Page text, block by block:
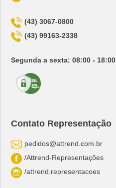
(43) 3067-0800
(43) 99163-2338
Segunda a sexta: 08:00 - 18:00
Contato Representação
pedidos@attrend.com.br
/Attrend-Representações
/attrend.representacoes